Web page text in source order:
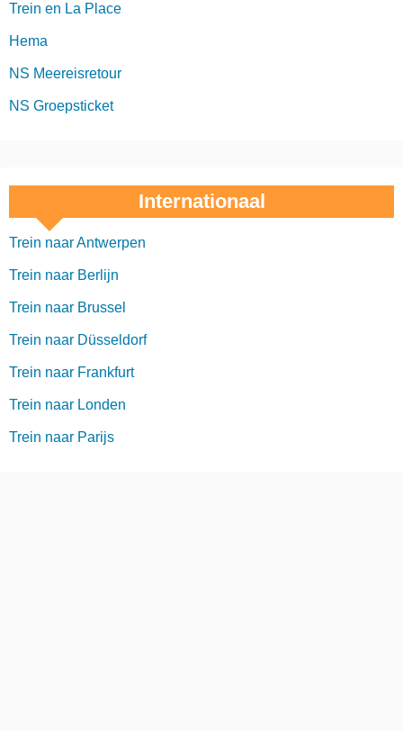
Trein en La Place
Hema
NS Meereisretour
NS Groepsticket
Internationaal
Trein naar Antwerpen
Trein naar Berlijn
Trein naar Brussel
Trein naar Düsseldorf
Trein naar Frankfurt
Trein naar Londen
Trein naar Parijs